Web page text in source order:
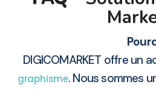
DIGICOMARKET offre un
graphisme. Nous sommes